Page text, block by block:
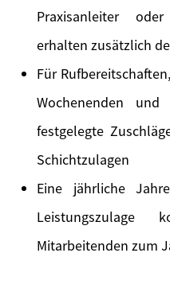
Praxisanleiter
erhalten zusätzlich
Für
Wochenenden
festgelegte
Schichtzulagen
Eine jährliche
Leistungszulage
Mitarbeitenden zum